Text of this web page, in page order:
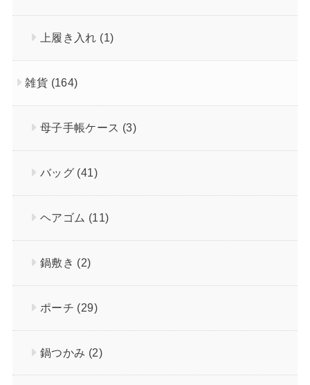
上履き入れ (1)
雑貨 (164)
母子手帳ケース (3)
バッグ (41)
ヘアゴム (11)
鍋敷き (2)
ポーチ (29)
鍋つかみ (2)